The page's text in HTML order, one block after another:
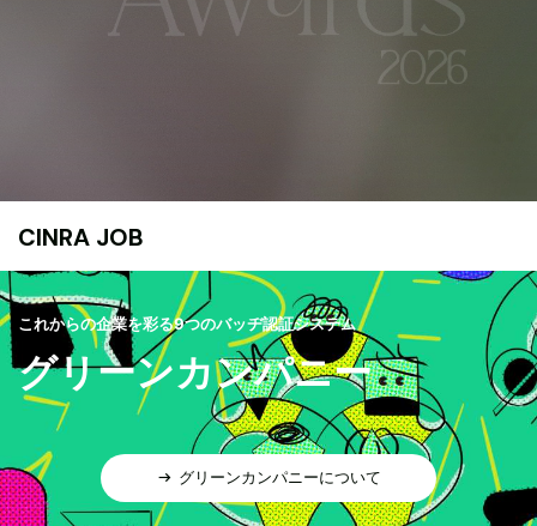
CINRA JOB
これからの企業を彩る9つのバッヂ認証システム
グリーンカンパニー
グリーンカンパニーについて